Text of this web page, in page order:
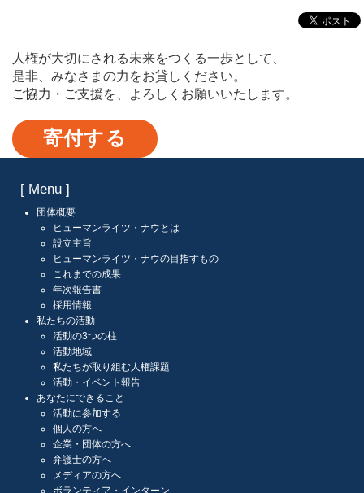
人権が大切にされる未来をつくる一歩として、
是非、みなさまの力をお貸しください。
ご協力・ご支援を、よろしくお願いいたします。
寄付する
[ Menu ]
団体概要
ヒューマンライツ・ナウとは
設立主旨
ヒューマンライツ・ナウの目指すもの
これまでの成果
年次報告書
採用情報
私たちの活動
活動の3つの柱
活動地域
私たちが取り組む人権課題
活動・イベント報告
あなたにできること
活動に参加する
個人の方へ
企業・団体の方へ
弁護士の方へ
メディアの方へ
ボランティア・インターン